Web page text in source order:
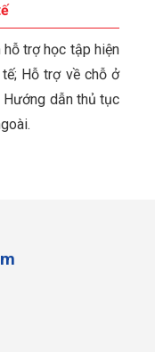
trợ học tập hiện
Hỗ trợ về chỗ ở
dẫn thủ tục